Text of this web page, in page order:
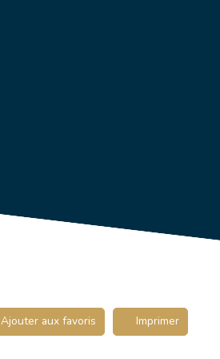
Ajouter aux favoris Imprimer